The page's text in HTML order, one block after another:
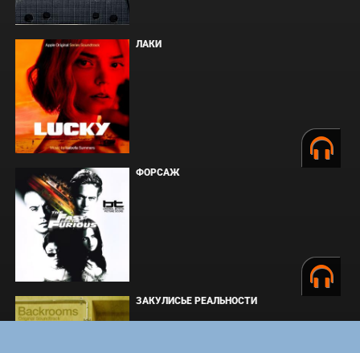
ЛАКИ
ФОРСАЖ
ЗАКУЛИСЬЕ РЕАЛЬНОСТИ